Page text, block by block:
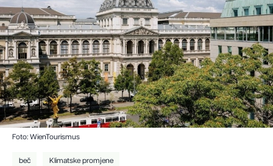
Foto: WienTourismus
beč Klimatske promjene